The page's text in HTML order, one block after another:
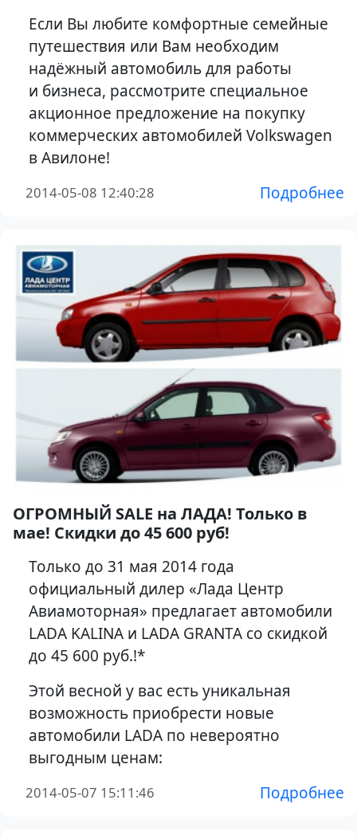
Если Вы любите комфортные семейные
путешествия или Вам необходим
надёжный автомобиль для работы
и бизнеса, рассмотрите специальное
акционное предложение на покупку
коммерческих автомобилей Volkswagen
в Авилоне!
2014-05-08 12:40:28 Подробнее
ОГРОМНЫЙ SALE на ЛАДА! Только в
мае! Скидки до 45 600 руб!
Только до 31 мая 2014 года
официальный дилер «Лада Центр
Авиамоторная» предлагает автомобили
LADA KALINA и LADA GRANTA со скидкой
до 45 600 руб.!*
Этой весной у вас есть уникальная
возможность приобрести новые
автомобили LADA по невероятно
выгодным ценам:
2014-05-07 15:11:46 Подробнее